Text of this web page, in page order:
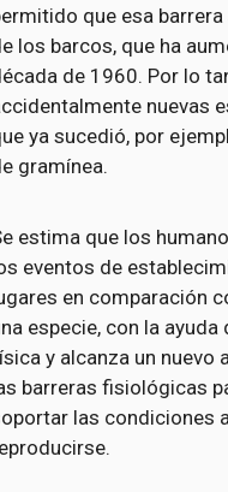
que esa
los barcos, que ha
de 1960. Por lo
nuevas
ya sucedió, por
gramínea.
estima que los
eventos de
en comparación
especie, con la
y alcanza un nuevo
barreras fisiológicas
las condiciones